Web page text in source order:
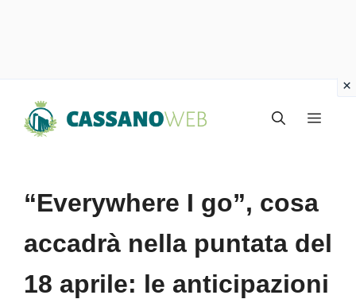
Menu
“Everywhere I go”, cosa
accadrà nella puntata del
18 aprile: le anticipazioni